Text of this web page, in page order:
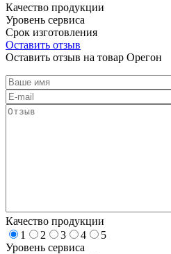
Качество продукции
Уровень сервиса
Срок изготовления
Оставить отзыв
Оставить отзыв на товар Орегон
Качество продукции
1
2 3 4
5
Уровень сервиса